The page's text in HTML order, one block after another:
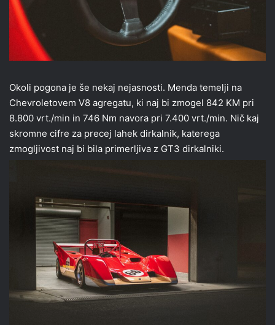
Okoli pogona je še nekaj nejasnosti. Menda temelji na
Chevroletovem V8 agregatu, ki naj bi zmogel 842 KM pri
8.800 vrt./min in 746 Nm navora pri 7.400 vrt./min. Nič kaj
skromne cifre za precej lahek dirkalnik, katerega
zmogljivost naj bi bila primerljiva z GT3 dirkalniki.